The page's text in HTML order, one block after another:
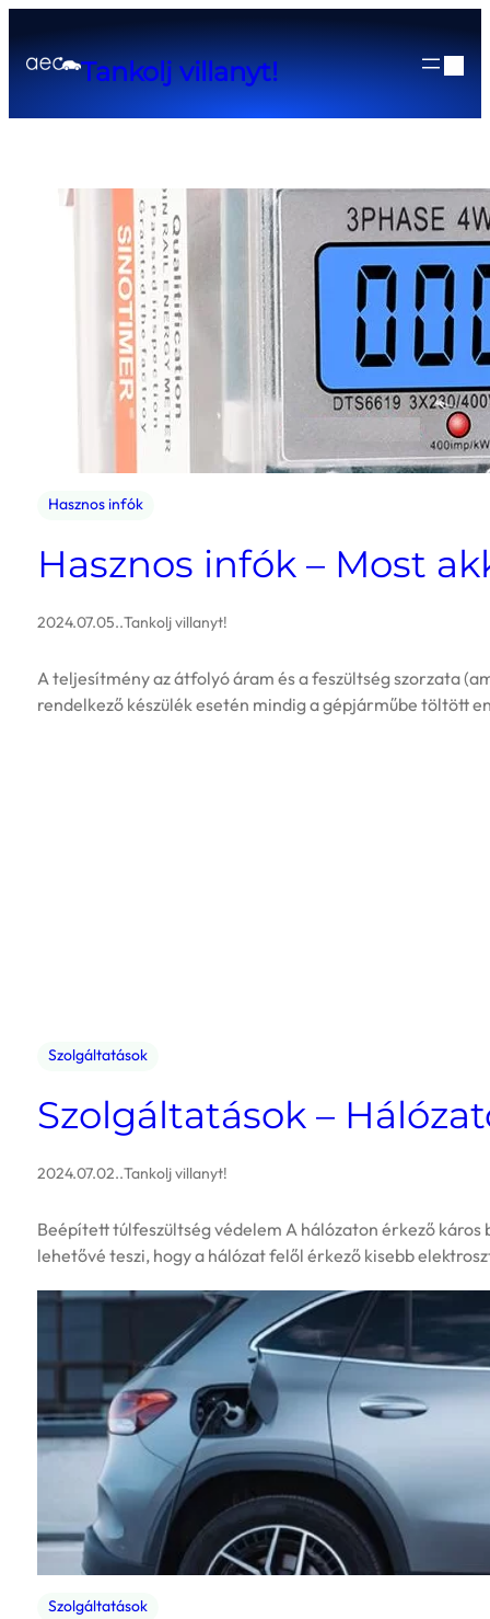
Tankolj villanyt!
Hasznos infók
Hasznos infók – Most
2024.07.05..Tankolj villanyt!
A teljesítmény az átfolyó áram és a feszültség szorzata
rendelkező készülék esetén mindig a gépjárműbe töltött
Szolgáltatások
Szolgáltatások –
2024.07.02..Tankolj villanyt!
Beépített túlfeszültség védelem A hálózaton érkező
lehetővé teszi, hogy a hálózat felől érkező kisebb
Szolgáltatások